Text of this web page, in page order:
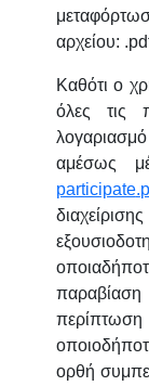
αρχείου: .
Καθότι ο
όλες τις
αμέσως
participate.
παραβίαση
ορθή